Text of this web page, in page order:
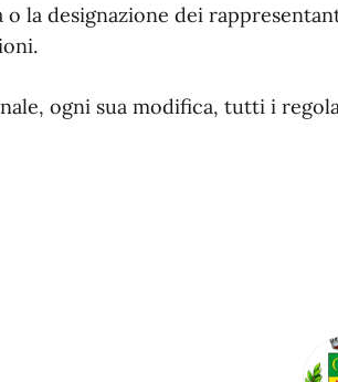
la designazione dei
ogni sua modifica, tutti i